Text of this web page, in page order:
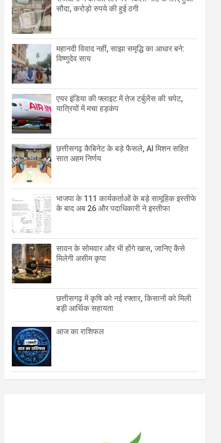
सौदा, करोड़ो रुपये की हुई ठगी
महानदी विवाद नहीं, साझा समृद्धि का आधार बने:
विष्णुदेव साय
एयर इंडिया की फ्लाइट में तेज टर्बुलेंस की चपेट,
यात्रियों में मचा हड़कंप
छत्तीसगढ़ कैबिनेट के बड़े फैसले, AI मिशन सहित
सात अहम निर्णय
भाजपा के 111 कार्यकर्ताओं के बड़े सामूहिक इस्तीफे
के बाद अब 26 और पदाधिकारी ने इस्तीफा
सावन के सोमवार और भी होंगे खास, जानिए कैसे
मिलेगी असीम कृपा
छत्तीसगढ़ में कृषि को नई रफ्तार, किसानों को मिली
बड़ी आर्थिक सहायता
आज का राशिफल